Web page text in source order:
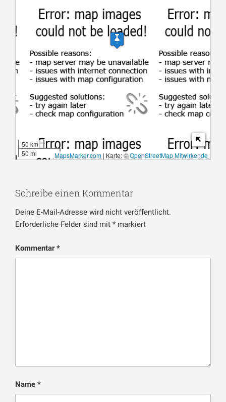
50 km
50 mi
MapsMarker.com | Karte: ©OpenStreetMap Mitwirkende
Schreibe einen Kommentar
Deine E-Mail-Adresse wird nicht veröffentlicht.
Erforderliche Felder sind mit * markiert
Kommentar*
Name *